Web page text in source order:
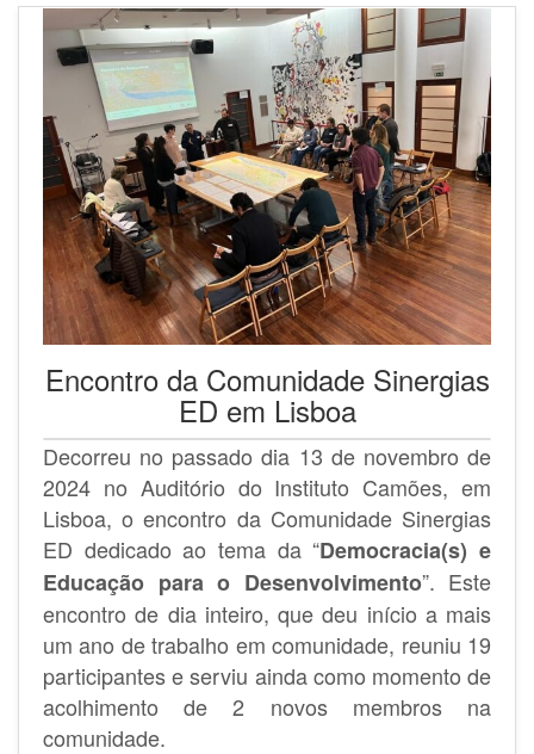
Encontro da Comunidade Sinergias
ED em Lisboa
Decorreu no passado dia 13 de novembro de
2024 no Auditório do Instituto Camões, em
Lisboa, o encontro da Comunidade Sinergias
ED dedicado ao tema da “Democracia(s) e
Educação para o Desenvolvimento”. Este
encontro de dia inteiro, que deu início a mais
um ano de trabalho em comunidade, reuniu 19
participantes e serviu ainda como momento de
acolhimento de 2 novos membros na
comunidade.